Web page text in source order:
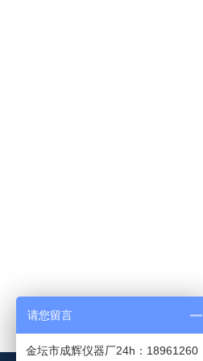
请您留言
金坛市成辉仪器厂24h：18961260